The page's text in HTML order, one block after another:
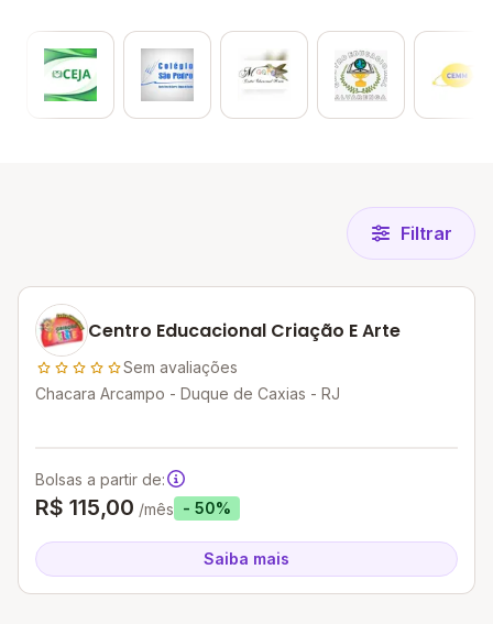
Filtrar
Centro Educacional Criação E Arte
Sem avaliações
Chacara Arcampo - Duque de Caxias - RJ
Bolsas a partir de:
R$ 115,00 /mês - 50%
Saiba mais